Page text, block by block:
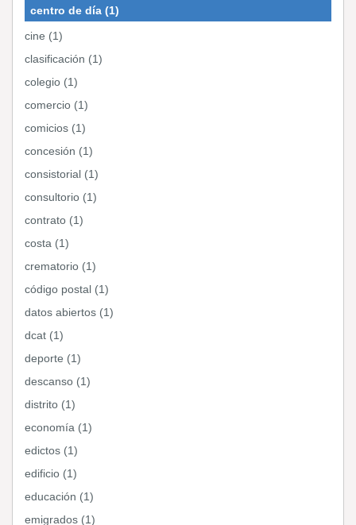
centro de día (1)
cine (1)
clasificación (1)
colegio (1)
comercio (1)
comicios (1)
concesión (1)
consistorial (1)
consultorio (1)
contrato (1)
costa (1)
crematorio (1)
código postal (1)
datos abiertos (1)
dcat (1)
deporte (1)
descanso (1)
distrito (1)
economía (1)
edictos (1)
edificio (1)
educación (1)
emigrados (1)